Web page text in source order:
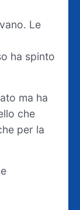
Le
ha spinto
ma ha
che
per la